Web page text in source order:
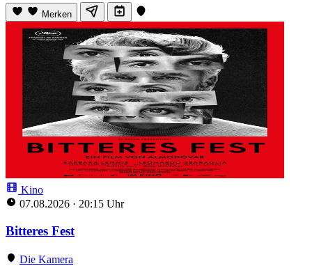
Merken
Kino
07.08.2026 · 20:15 Uhr
Bitteres Fest
Die Kamera